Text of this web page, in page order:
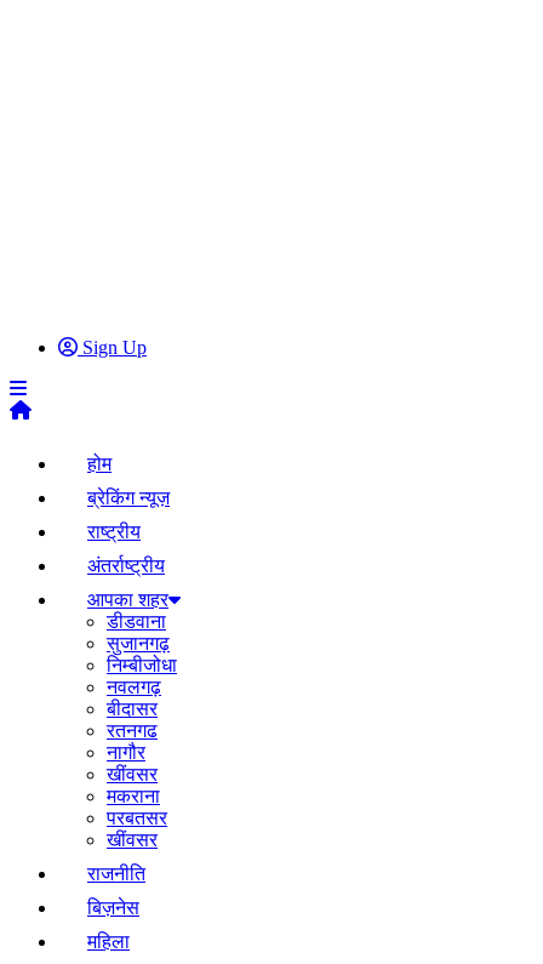
Sign Up
होम
ब्रेकिंग न्यूज़
राष्ट्रीय
अंतर्राष्ट्रीय
आपका शहर
डीडवाना
सुजानगढ़
निम्बीजोधा
नवलगढ़
बीदासर
रतनगढ
नागौर
खींवसर
मकराना
परबतसर
खींवसर
राजनीति
बिज़नेस
महिला